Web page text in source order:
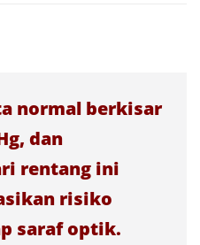
normal berkisar
dan
rentang ini
risiko
saraf optik.